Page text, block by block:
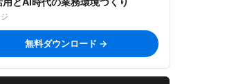
無料ダウンロード →